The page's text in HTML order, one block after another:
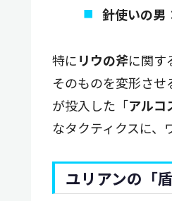
針使いの男
特にリウの斧に関す
そのものを変形さ
が投入した「アルコ
なタクティクスに、
ユリアンの「